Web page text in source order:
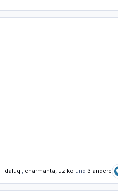
daluqi, charmanta, Uziko und 3 andere